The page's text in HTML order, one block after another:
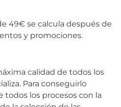
49€ se calcula después de
y promociones.
calidad de todos los
Para conseguirlo
todos los procesos con la